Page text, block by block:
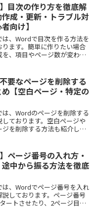
目次の作り方を徹底解
成・更新・トラブル対
向け】
は、Wordで目次を作る方法を
ります。簡単に作りたい場合
を、項目やページ数が変わる
まで読んでいってくださ
要なページを削除する
【空白ページ・特定の
は、Wordのページを削除する
しております。空白ページや
ジを削除する方法も紹介して
ページ番号の入れ方・
中から振る方法を徹底
は、Wordでページ番号を入れ
説しております。ページ番号
ートさせたり、2ページ目か